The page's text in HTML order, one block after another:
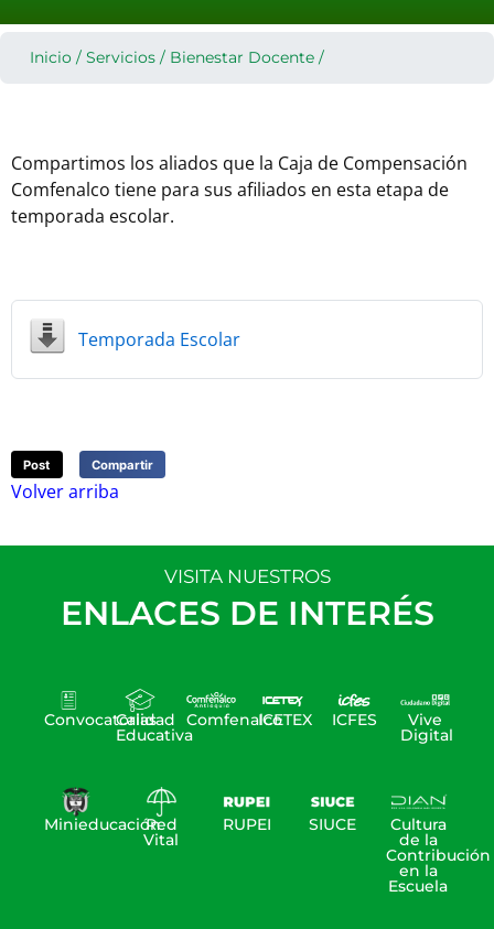
Inicio / Servicios / Bienestar Docente /
Compartimos los aliados que la Caja de Compensación
Comfenalco tiene para sus afiliados en esta etapa de
temporada escolar.
Temporada Escolar
Post Compartir
Volver arriba
VISITA NUESTROS
ENLACES DE INTERÉS
Convocatorias
Calidad
Educativa
ComfenalcoICETEX ICFES Vive
Digital
MinieducaciónRed
Vital
RUPEI SIUCE Cultura
de la
Contribución
en la
Escuela